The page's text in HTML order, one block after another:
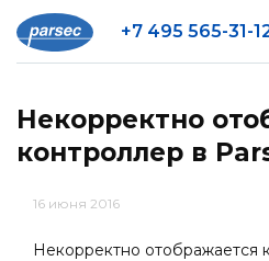
+7 495 565-31-
Некорректно
контроллер в
16 июня 2016
Некорректно отображается